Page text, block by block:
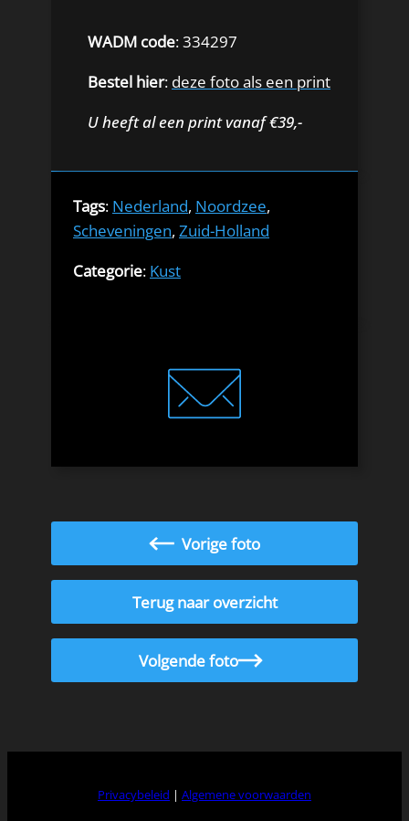
WADM code: 334297
Bestel hier: deze foto als een print
U heeft al een print vanaf €39,-
Tags: Nederland, Noordzee,
Scheveningen, Zuid-Holland
Categorie: Kust
Vorige foto
Terug naar overzicht
Volgende foto
Privacybeleid | Algemene voorwaarden